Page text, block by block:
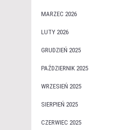
MARZEC 2026
LUTY 2026
GRUDZIEŃ 2025
PAŹDZIERNIK 2025
WRZESIEŃ 2025
SIERPIEŃ 2025
CZERWIEC 2025